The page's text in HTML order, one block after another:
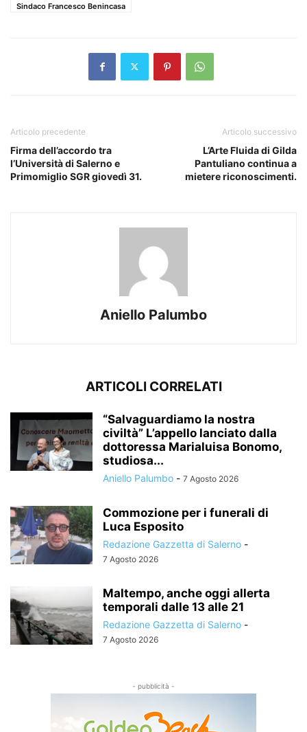
Sindaco Francesco Benincasa
Articolo precedente
Firma dell’accordo tra
l’Università di Salerno e
Primomiglio SGR giovedì 31.
Articolo successivo
L’Arte Fluida di Gilda
Pantuliano continua a
mietere riconoscimenti.
Aniello Palumbo
ARTICOLI CORRELATI
“Salvaguardiamo la nostra
civiltà” L’appello lanciato dalla
dottoressa Marialuisa Bonomo,
studiosa...
Aniello Palumbo - 7 Agosto 2026
Commozione per i funerali di
Luca Esposito
Redazione Gazzetta di Salerno -
7 Agosto 2026
Maltempo, anche oggi allerta
temporali dalle 13 alle 21
Redazione Gazzetta di Salerno -
7 Agosto 2026
- pubblicità -